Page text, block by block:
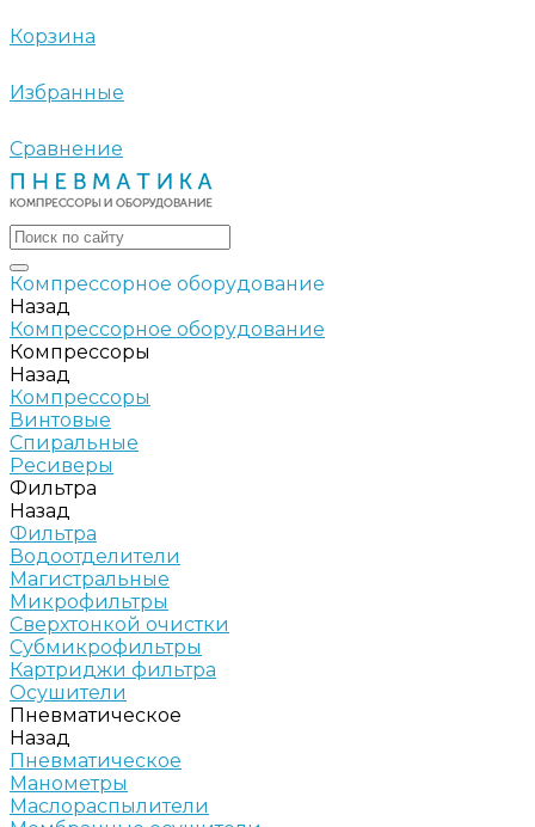
Корзина
Избранные
Сравнение
Компрессорное оборудование
Назад
Компрессорное оборудование
Компрессоры
Назад
Компрессоры
Винтовые
Спиральные
Ресиверы
Фильтра
Назад
Фильтра
Водоотделители
Магистральные
Микрофильтры
Сверхтонкой очистки
Субмикрофильтры
Картриджи фильтра
Осушители
Пневматическое
Назад
Пневматическое
Манометры
Маслораспылители